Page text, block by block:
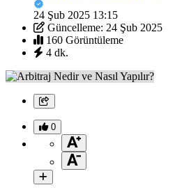
24 Şub 2025 13:15
Güncelleme: 24 Şub 2025
160 Görüntüleme
4 dk.
0